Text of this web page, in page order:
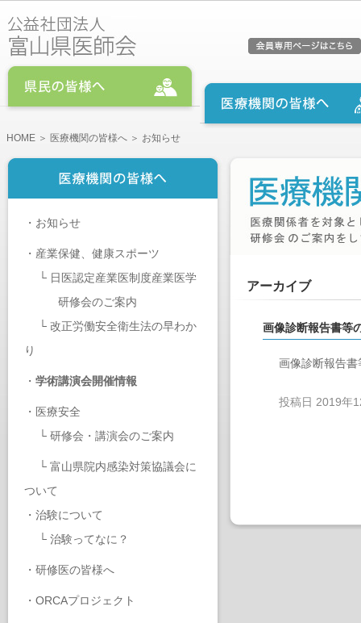
HOME ＞ 医療機関の皆様へ ＞ お知らせ
・ お知らせ
・ 産業保健、健康スポーツ
└ 日医認定産業医制度産業医学
研修会のご案内
└ 改正労働安全衛生法の早わか
り
・ 学術講演会開催情報
・ 医療安全
└ 研修会・講演会のご案内
└ 富山県院内感染対策協議会に
ついて
・ 治験について
└ 治験ってなに？
・ 研修医の皆様へ
・ ORCAプロジェクト
アーカイブ
画像診断報告書等
画像診断報告
投稿日 2019年